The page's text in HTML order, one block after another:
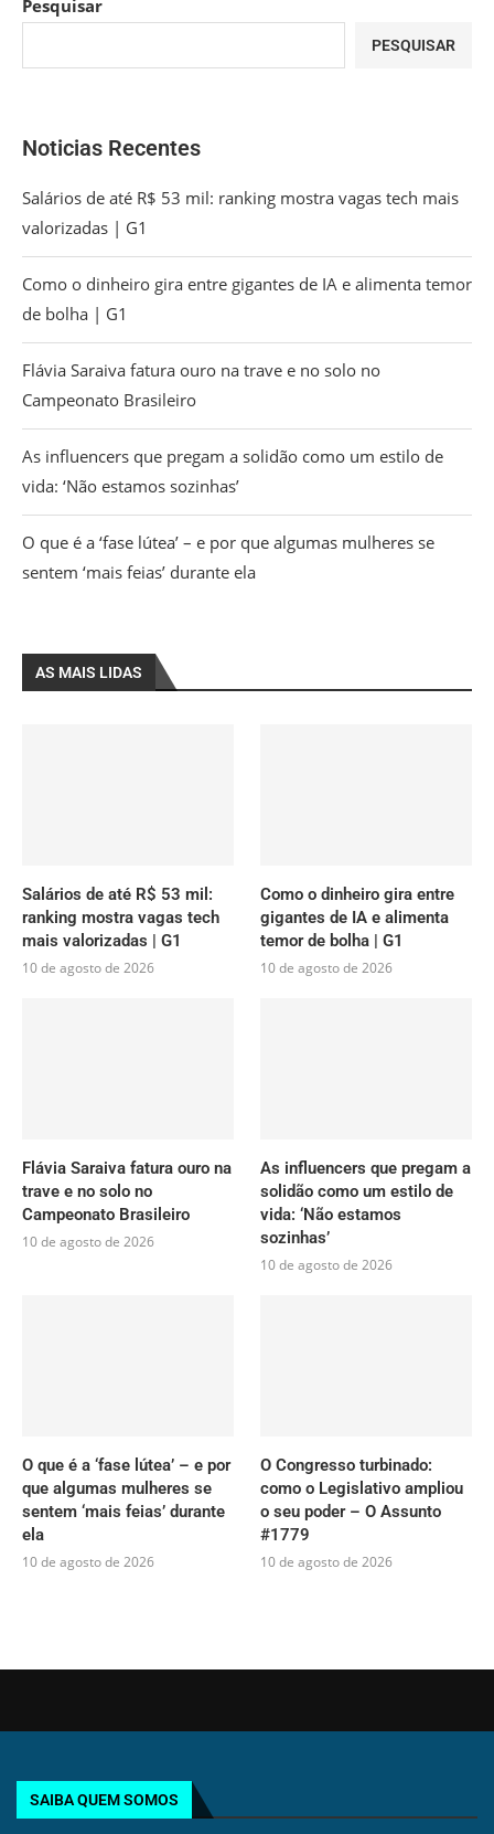
Pesquisar
PESQUISAR
Noticias Recentes
Salários de até R$ 53 mil: ranking mostra vagas tech mais
valorizadas | G1
Como o dinheiro gira entre gigantes de IA e alimenta temor
de bolha | G1
Flávia Saraiva fatura ouro na trave e no solo no
Campeonato Brasileiro
As influencers que pregam a solidão como um estilo de
vida: ‘Não estamos sozinhas’
O que é a ‘fase lútea’ – e por que algumas mulheres se
sentem ‘mais feias’ durante ela
AS MAIS LIDAS
Salários de até R$ 53 mil:
ranking mostra vagas tech
mais valorizadas | G1
10 de agosto de 2026
Como o dinheiro gira entre
gigantes de IA e alimenta
temor de bolha | G1
10 de agosto de 2026
Flávia Saraiva fatura ouro na
trave e no solo no
Campeonato Brasileiro
10 de agosto de 2026
As influencers que pregam a
solidão como um estilo de
vida: ‘Não estamos
sozinhas’
10 de agosto de 2026
O que é a ‘fase lútea’ – e por
que algumas mulheres se
sentem ‘mais feias’ durante
ela
10 de agosto de 2026
O Congresso turbinado:
como o Legislativo ampliou
o seu poder – O Assunto
#1779
10 de agosto de 2026
SAIBA QUEM SOMOS